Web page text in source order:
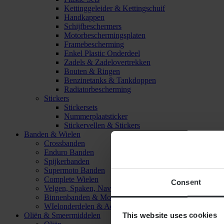
Consent
This website uses cookies
Kettinggeleider & Kettingschuif
Handkappen
Schijfbeschermers
Motorbeschermingsplaten
Framebescherming
Enkel Plastic Onderdeel
Zadels & Zadelovertrekken
Bouten & Ringen
Benzinetanks & Tankdoppen
Radiatorbescherming
Stickers
Stickersets
Nummerplaatsticker
Stickervellen & Stickers
Banden & Wielen
Crossbanden
Enduro Banden
Spijkerbanden
Supermoto Banden
Complete Wielen
Velgen, Spaken, Naven & Lagers
Binnenbanden & Mousses
WIelonderdelen & Accessoires
Oliën & Smeermiddelen